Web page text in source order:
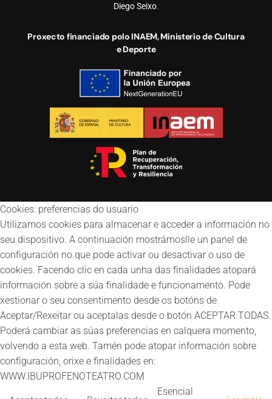
Diego Seixo.
Proxecto financiado polo INAEM, Ministerio de Cultura
e Deporte
Cookies: preferencias do usuario
Utilizamos cookies para almacenar e acceder a información no
seu dispositivo. A continuación mostrámoslle un panel de
configuración no que pode activar ou desactivar o uso de
cookies. Facendo clic en cada unha das finalidades atopará
información sobre a súa finalidade e funcionamento. Pode
xestionar o seu consentimento desde os botóns de
Aceptar/Rexeitar ou aceptalas desde o botón ACEPTAR TODAS.
Poderá cambiar as súas preferencias en calquera momento,
volvendo a esta web. Tamén pode atopar información sobre
configuración, orixe e finalidades en:
WWW.IBUPROFENOTEATRO.COM
Esencial